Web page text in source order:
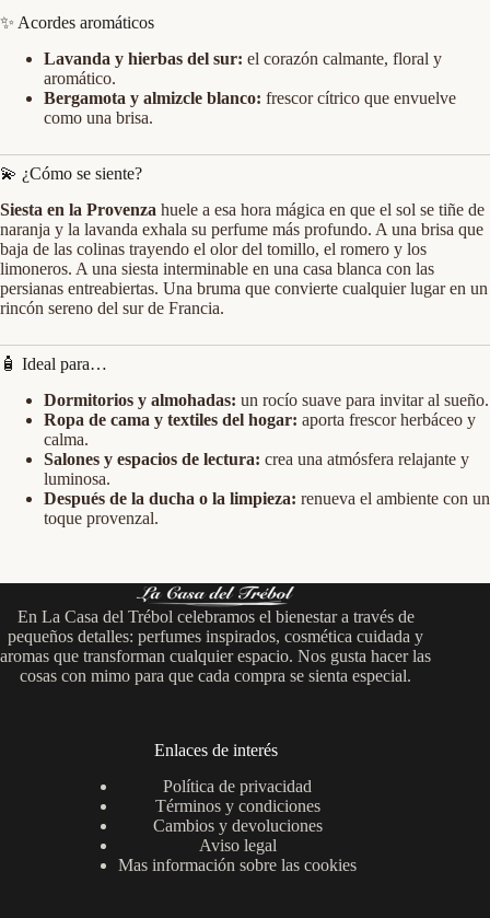
✨ Acordes aromáticos
Lavanda y hierbas del sur: el corazón calmante, floral y
aromático.
Bergamota y almizcle blanco: frescor cítrico que envuelve
como una brisa.
💫 ¿Cómo se siente?
Siesta en la Provenza huele a esa hora mágica en que el sol se tiñe de
naranja y la lavanda exhala su perfume más profundo. A una brisa que
baja de las colinas trayendo el olor del tomillo, el romero y los
limoneros. A una siesta interminable en una casa blanca con las
persianas entreabiertas. Una bruma que convierte cualquier lugar en un
rincón sereno del sur de Francia.
🧴 Ideal para…
Dormitorios y almohadas: un rocío suave para invitar al sueño.
Ropa de cama y textiles del hogar: aporta frescor herbáceo y
calma.
Salones y espacios de lectura: crea una atmósfera relajante y
luminosa.
Después de la ducha o la limpieza: renueva el ambiente con un
toque provenzal.
En La Casa del Trébol celebramos el bienestar a través de
pequeños detalles: perfumes inspirados, cosmética cuidada y
aromas que transforman cualquier espacio. Nos gusta hacer las
cosas con mimo para que cada compra se sienta especial.
Enlaces de interés
Política de privacidad
Términos y condiciones
Cambios y devoluciones
Aviso legal
Mas información sobre las cookies